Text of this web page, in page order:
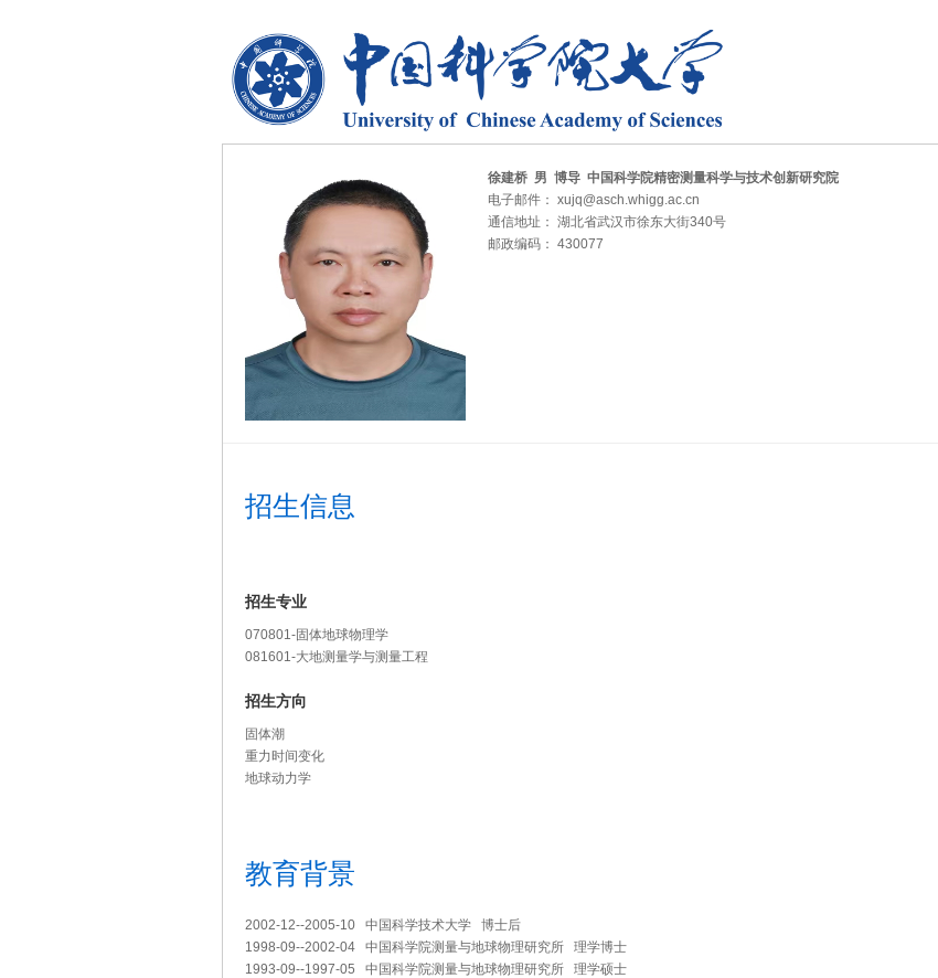
徐建桥 男 博导 中国科学院精密测量科学与技术创新研究院
电子邮件： xujq@asch.whigg.ac.cn
通信地址： 湖北省武汉市徐东大街340号
邮政编码： 430077
招生信息
招生专业
070801-固体地球物理学
081601-大地测量学与测量工程
招生方向
固体潮
重力时间变化
地球动力学
教育背景
2002-12--2005-10 中国科学技术大学 博士后
1998-09--2002-04 中国科学院测量与地球物理研究所 理学博士
1993-09--1997-05 中国科学院测量与地球物理研究所 理学硕士